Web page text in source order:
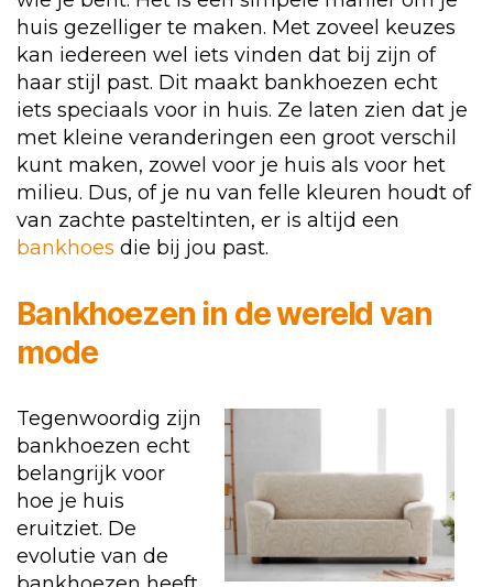
huis gezelliger te maken. Met zoveel keuzes
kan iedereen wel iets vinden dat bij zijn of
haar stijl past. Dit maakt bankhoezen echt
iets speciaals voor in huis. Ze laten zien dat je
met kleine veranderingen een groot verschil
kunt maken, zowel voor je huis als voor het
milieu. Dus, of je nu van felle kleuren houdt of
van zachte pasteltinten, er is altijd een
bankhoes die bij jou past.
Bankhoezen in de wereld van
mode
Tegenwoordig zijn
bankhoezen echt
belangrijk voor
hoe je huis
eruitziet. De
evolutie van de